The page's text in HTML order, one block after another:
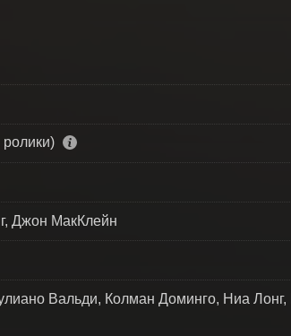
Джон МакКлейн
Вальди, Колман Доминго, Ниа